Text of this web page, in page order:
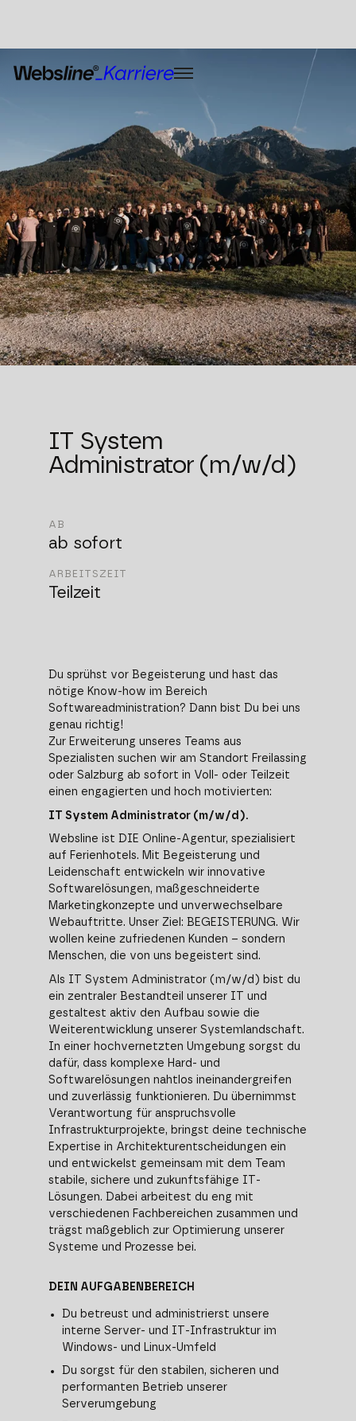
Über uns
Benefits
Offene Stellen 9
IT System
Administrator (m/w/d)
AB
ab sofort
ARBEITSZEIT
Teilzeit
Du sprühst vor Begeisterung und hast das
nötige Know-how im Bereich
Softwareadministration? Dann bist Du bei uns
genau richtig!
Zur Erweiterung unseres Teams aus
Spezialisten suchen wir am Standort Freilassing
oder Salzburg ab sofort in Voll- oder Teilzeit
einen engagierten und hoch motivierten:
IT System Administrator (m/w/d).
Websline ist DIE Online-Agentur, spezialisiert
auf Ferienhotels. Mit Begeisterung und
Leidenschaft entwickeln wir innovative
Softwarelösungen, maßgeschneiderte
Marketingkonzepte und unverwechselbare
Webauftritte. Unser Ziel: BEGEISTERUNG. Wir
wollen keine zufriedenen Kunden – sondern
Menschen, die von uns begeistert sind.
Als IT System Administrator (m/w/d) bist du
ein zentraler Bestandteil unserer IT und
gestaltest aktiv den Aufbau sowie die
Weiterentwicklung unserer Systemlandschaft.
In einer hochvernetzten Umgebung sorgst du
dafür, dass komplexe Hard- und
Softwarelösungen nahtlos ineinandergreifen
und zuverlässig funktionieren. Du übernimmst
Verantwortung für anspruchsvolle
Infrastrukturprojekte, bringst deine technische
Expertise in Architekturentscheidungen ein
und entwickelst gemeinsam mit dem Team
stabile, sichere und zukunftsfähige IT-
Lösungen. Dabei arbeitest du eng mit
verschiedenen Fachbereichen zusammen und
trägst maßgeblich zur Optimierung unserer
Systeme und Prozesse bei.
DEIN AUFGABENBEREICH
Du betreust und administrierst unsere
interne Server- und IT-Infrastruktur im
Windows- und Linux-Umfeld
Du sorgst für den stabilen, sicheren und
performanten Betrieb unserer
Serverumgebung